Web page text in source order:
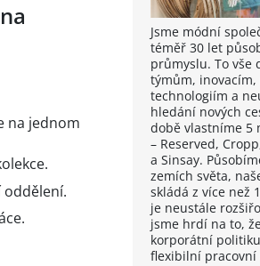
Jsme módní
téměř 30 let
průmyslu. To vše
týmům,
technologiím a
hledání nových
době vlastníme 5
– Reserved,
a Sinsay.
zemích světa,
skládá z více než
je neustále
jsme hrdí na to,
korporátní
flexibilní pracovní
na jednom